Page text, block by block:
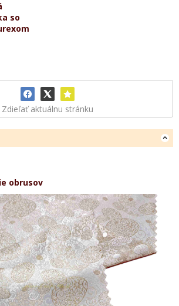
so
Zdieľať aktuálnu stránku
obrusov